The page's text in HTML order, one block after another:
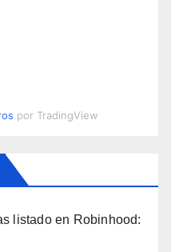
por TradingView
listado en Robinhood: